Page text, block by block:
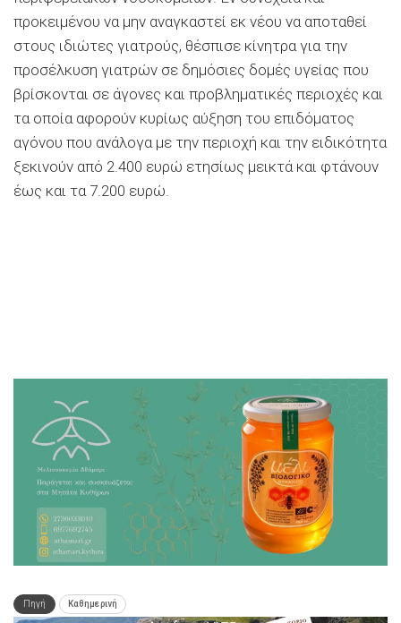
προκειμένου να μην αναγκαστεί εκ νέου να αποταθεί
στους ιδιώτες γιατρούς, θέσπισε κίνητρα για την
προσέλκυση γιατρών σε δημόσιες δομές υγείας που
βρίσκονται σε άγονες και προβληματικές περιοχές και
τα οποία αφορούν κυρίως αύξηση του επιδόματος
αγόνου που ανάλογα με την περιοχή και την ειδικότητα
ξεκινούν από 2.400 ευρώ ετησίως μεικτά και φτάνουν
έως και τα 7.200 ευρώ.
Πηγή Καθημερινή